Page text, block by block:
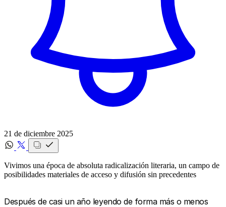
21 de diciembre 2025
Vivimos una época de absoluta radicalización literaria, un campo de
posibilidades materiales de acceso y difusión sin precedentes
Después de casi un año leyendo de forma más o menos